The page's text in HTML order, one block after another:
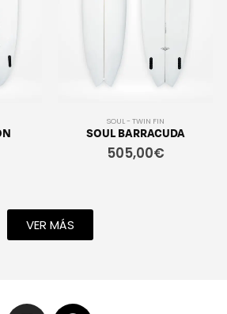
SOUL - TWIN FIN
SOUL BARRACUDA
505,00€
VER MÁS